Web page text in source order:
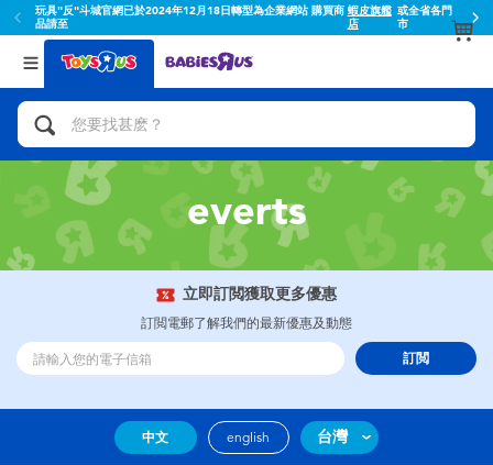
玩具"反"斗城官網已於2024年12月18日轉型為企業網站 購買商
品請至
蝦皮旗艦
店
或全省各門
市
返回
分類目錄
人氣英雄,角色扮演,射擊玩具
腳踏車,滑板車,騎乘車
拼砌組合及樂高LEGO
玩具車,貨車,火車及遙控系列
手工藝,文具,蠟筆,泥膠,畫板
娃娃, 芭比,收藏公仔
返回
品牌
Toy Story玩具總動員
Super Mario超級瑪利歐
52TOYS
Miniso名創優品
playpop
everts
立即訂閲獲取更多優惠
訂閲電郵了解我們的最新優惠及動態
訂閲
中文 english 台灣